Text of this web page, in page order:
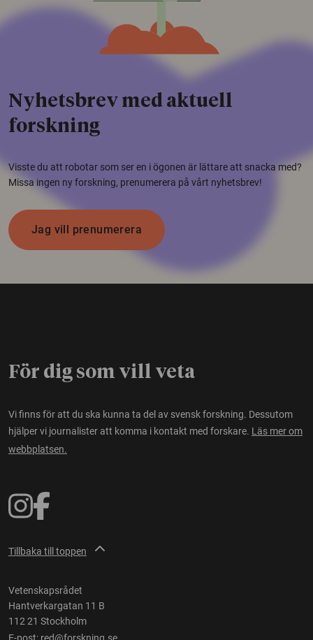
Nyhetsbrev med aktuell
forskning
Visste du att robotar som ser en i ögonen är lättare att snacka med?
Missa ingen ny forskning, prenumerera på vårt nyhetsbrev!
Jag vill prenumerera
För dig som vill veta
Vi finns för att du ska kunna ta del av svensk forskning. Dessutom
hjälper vi journalister att komma i kontakt med forskare. Läs mer om
webbplatsen.
Tillbaka till toppen
Vetenskapsrådet
Hantverkargatan 11 B
112 21 Stockholm
E-post: red@forskning.se